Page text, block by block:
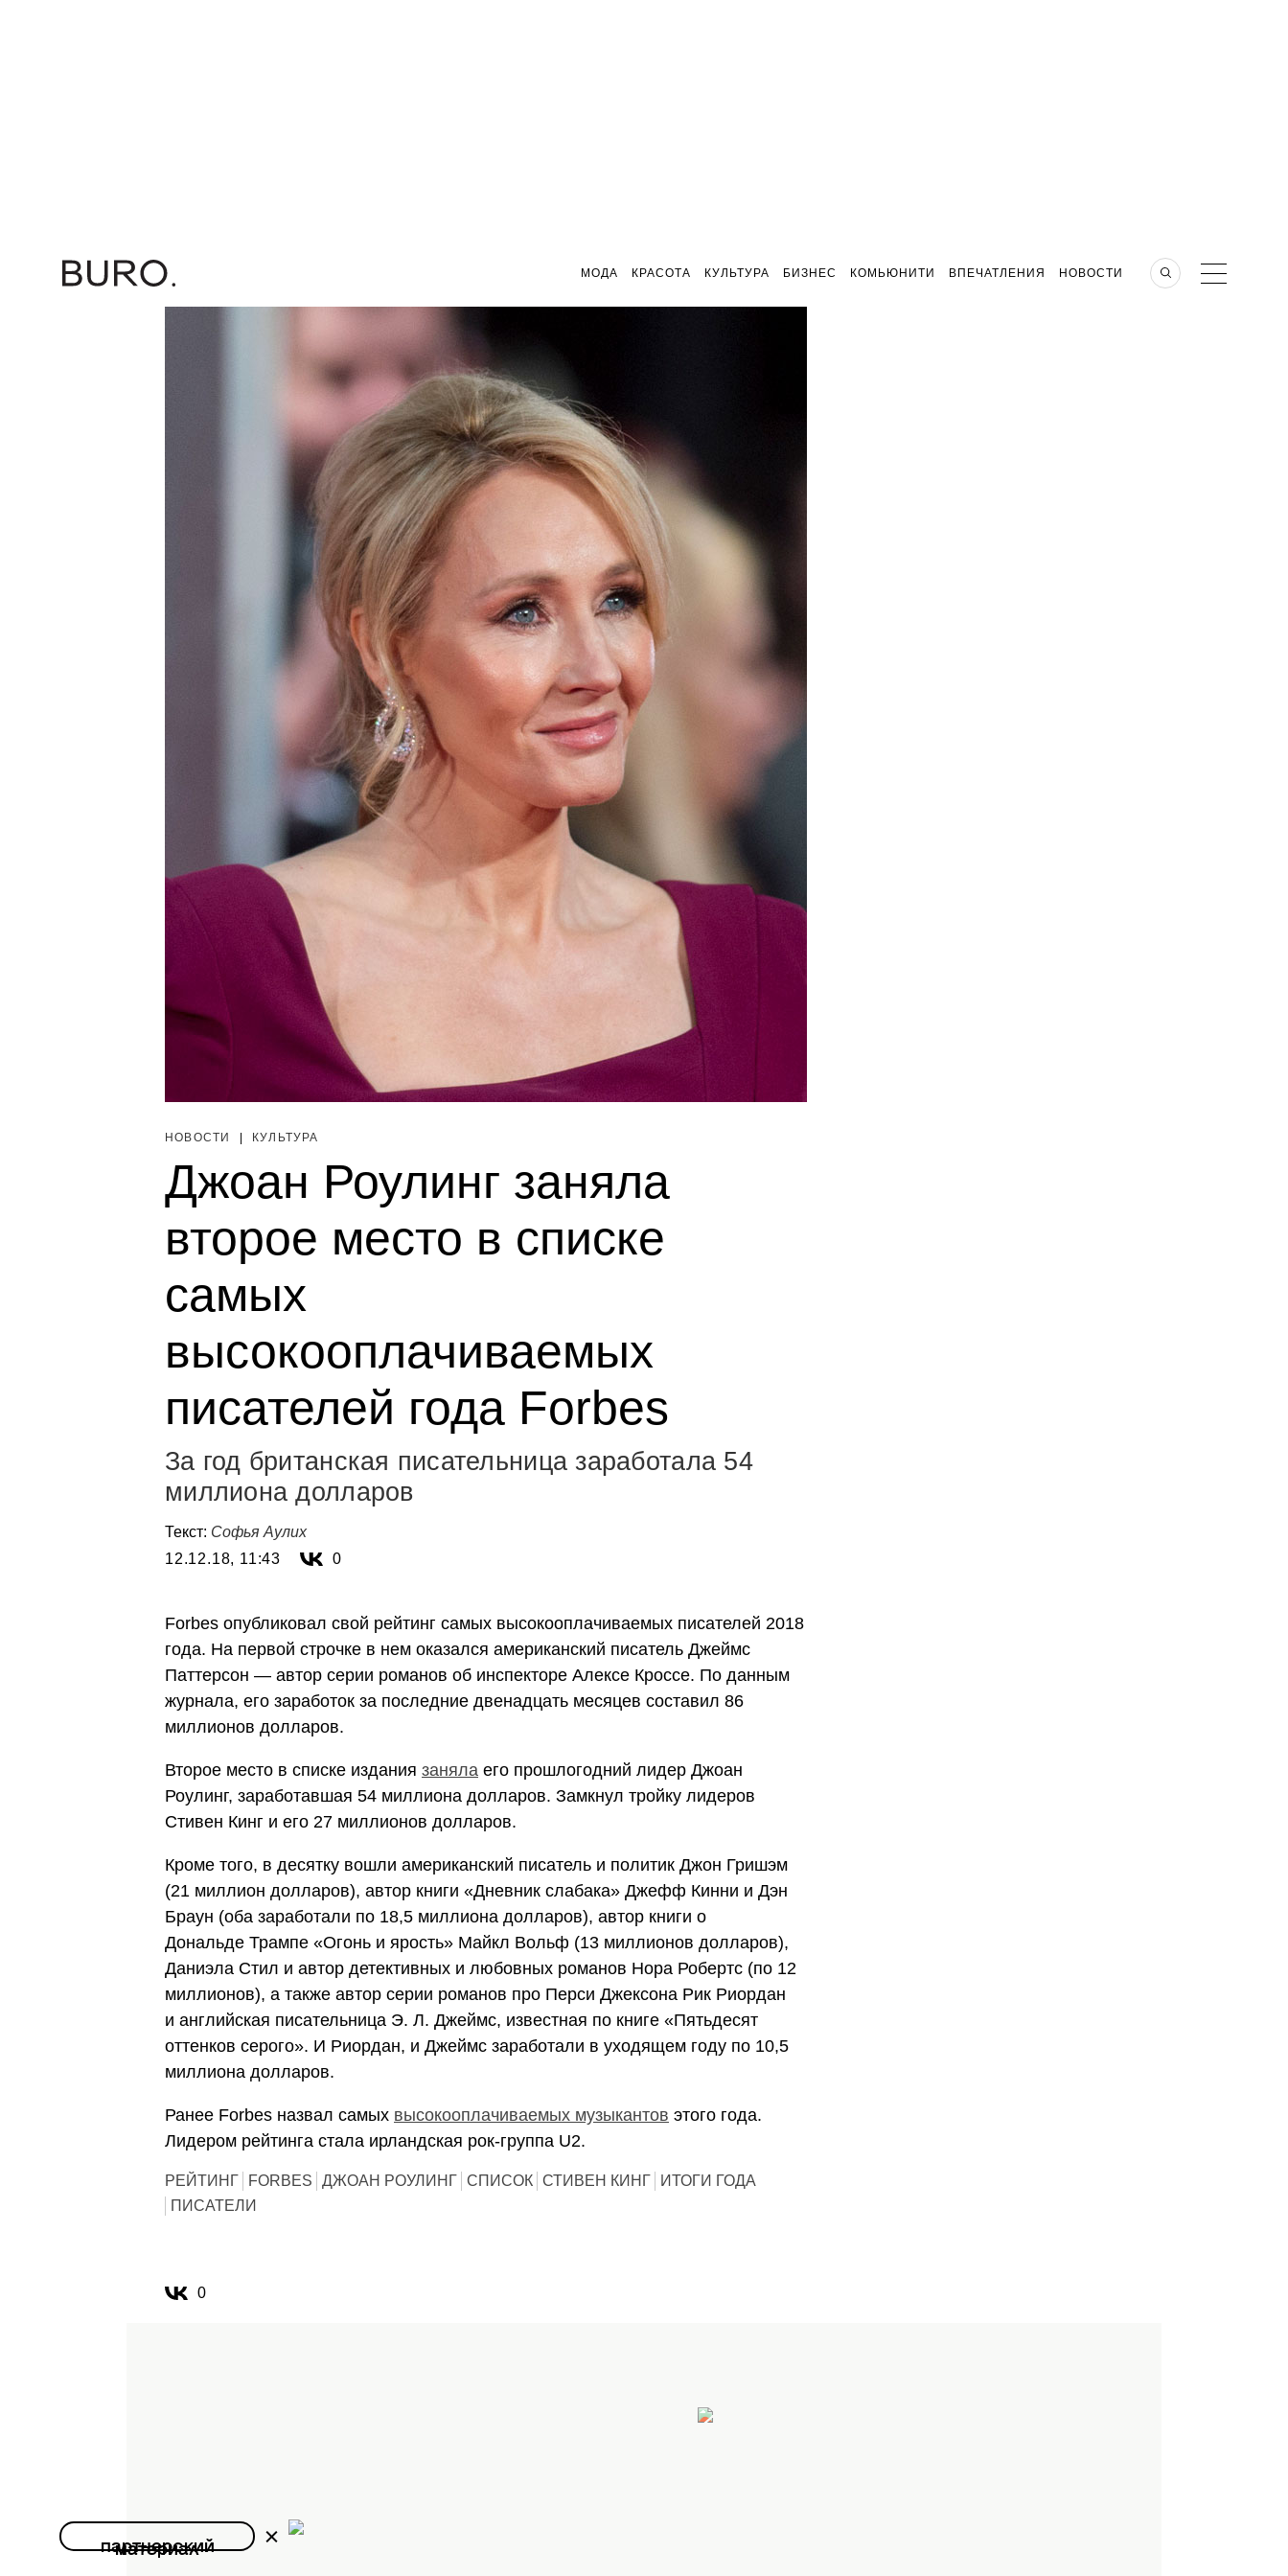
МОДА КРАСОТА КУЛЬТУРА БИЗНЕС КОМЬЮНИТИ ВПЕЧАТЛЕНИЯ НОВОСТИ
НОВОСТИ КУЛЬТУРА
Джоан Роулинг заняла
второе место в списке
самых
высокооплачиваемых
писателей года Forbes
За год британская писательница заработала 54
миллиона долларов
Текст: Софья Аулих
12.12.18, 11:43
0
Forbes опубликовал свой рейтинг самых высокооплачиваемых писателей 2018
года. На первой строчке в нем оказался американский писатель Джеймс
Паттерсон — автор серии романов об инспекторе Алексе Кроссе. По данным
журнала, его заработок за последние двенадцать месяцев составил 86
миллионов долларов.
Второе место в списке издания заняла его прошлогодний лидер Джоан
Роулинг, заработавшая 54 миллиона долларов. Замкнул тройку лидеров
Стивен Кинг и его 27 миллионов долларов.
Кроме того, в десятку вошли американский писатель и политик Джон Гришэм
(21 миллион долларов), автор книги «Дневник слабака» Джефф Кинни и Дэн
Браун (оба заработали по 18,5 миллиона долларов), автор книги о
Дональде Трампе «Огонь и ярость» Майкл Вольф (13 миллионов долларов),
Даниэла Стил и автор детективных и любовных романов Нора Робертс (по 12
миллионов), а также автор серии романов про Перси Джексона Рик Риордан
и английская писательница Э. Л. Джеймс, известная по книге «Пятьдесят
оттенков серого». И Риордан, и Джеймс заработали в уходящем году по 10,5
миллиона долларов.
Ранее Forbes назвал самых высокооплачиваемых музыкантов этого года.
Лидером рейтинга стала ирландская рок-группа U2.
РЕЙТИНГ FORBES ДЖОАН РОУЛИНГ СПИСОК СТИВЕН КИНГ
ИТОГИ ГОДА
ПИСАТЕЛИ
0
партнерский
материал